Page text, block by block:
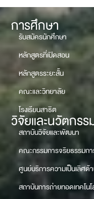
การศึกษา
รับสมัครนักศึกษา
หลักสูตรที่เปิดสอน
หลักสูตรระยะสั้น
คณะและวิทยาลัย
โรงเรียนสาธิต
วิจัยและนวัตกรร
สถาบันวิจัยและพัฒนา
คณะกรรมการจริยธรรมก
ศูนย์บริการความเป็นเลิศด้
สถาบันการถ่ายทอดเทคโน